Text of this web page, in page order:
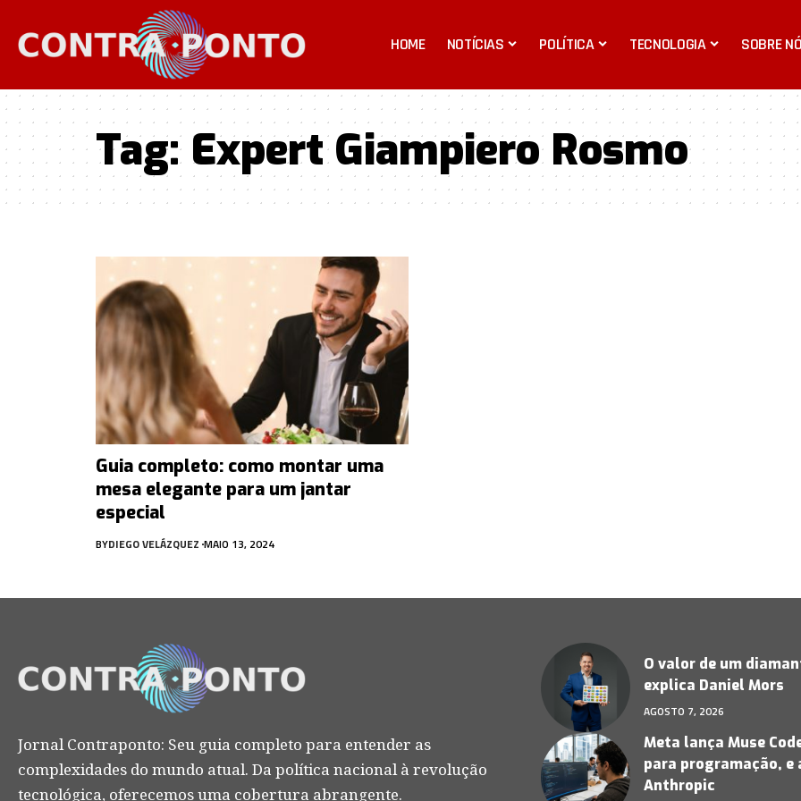
HOME NOTÍCIAS POLÍTICA TECNOLOGIA SOBRE
Tag: Expert Giampiero Rosmo
Guia completo: como montar uma
mesa elegante para um jantar
especial
BYDIEGO VELÁZQUEZ MAIO 13, 2024
Jornal Contraponto: Seu guia completo para entender as
complexidades do mundo atual. Da política nacional à revolução
tecnológica, oferecemos uma cobertura abrangente.
O valor de um
explica Daniel Mors
AGOSTO 7, 2026
Meta lança Muse
para programação, e
Anthropic